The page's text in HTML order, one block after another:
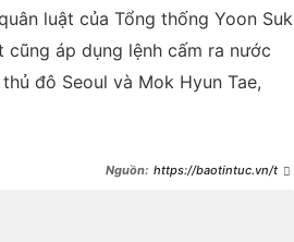
luật của Tổng thống Yoon Suk
áp dụng lệnh cấm ra nước
đô Seoul và Mok Hyun Tae,
https://baotintuc.vn/the